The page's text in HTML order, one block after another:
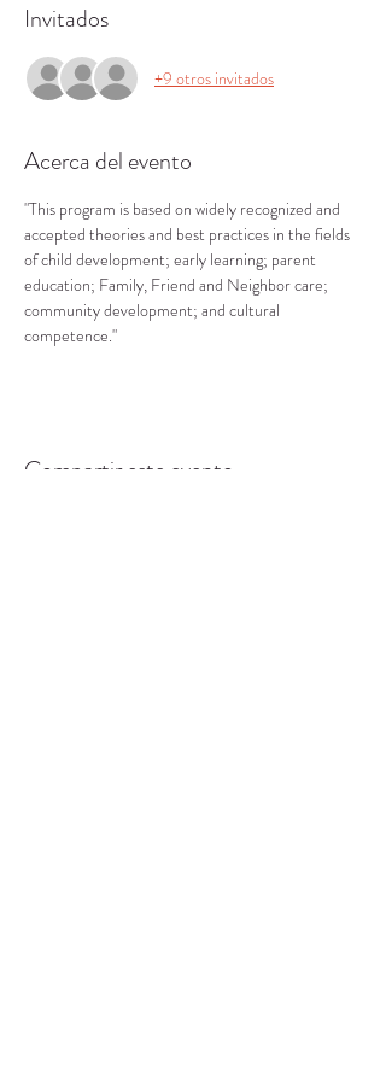
Invitados
+9 otros invitados
Acerca del evento
"This program is based on widely recognized and
accepted theories and best practices in the fields
of child development; early learning; parent
education; Family, Friend and Neighbor care;
community development; and cultural
competence."
Compartir este evento